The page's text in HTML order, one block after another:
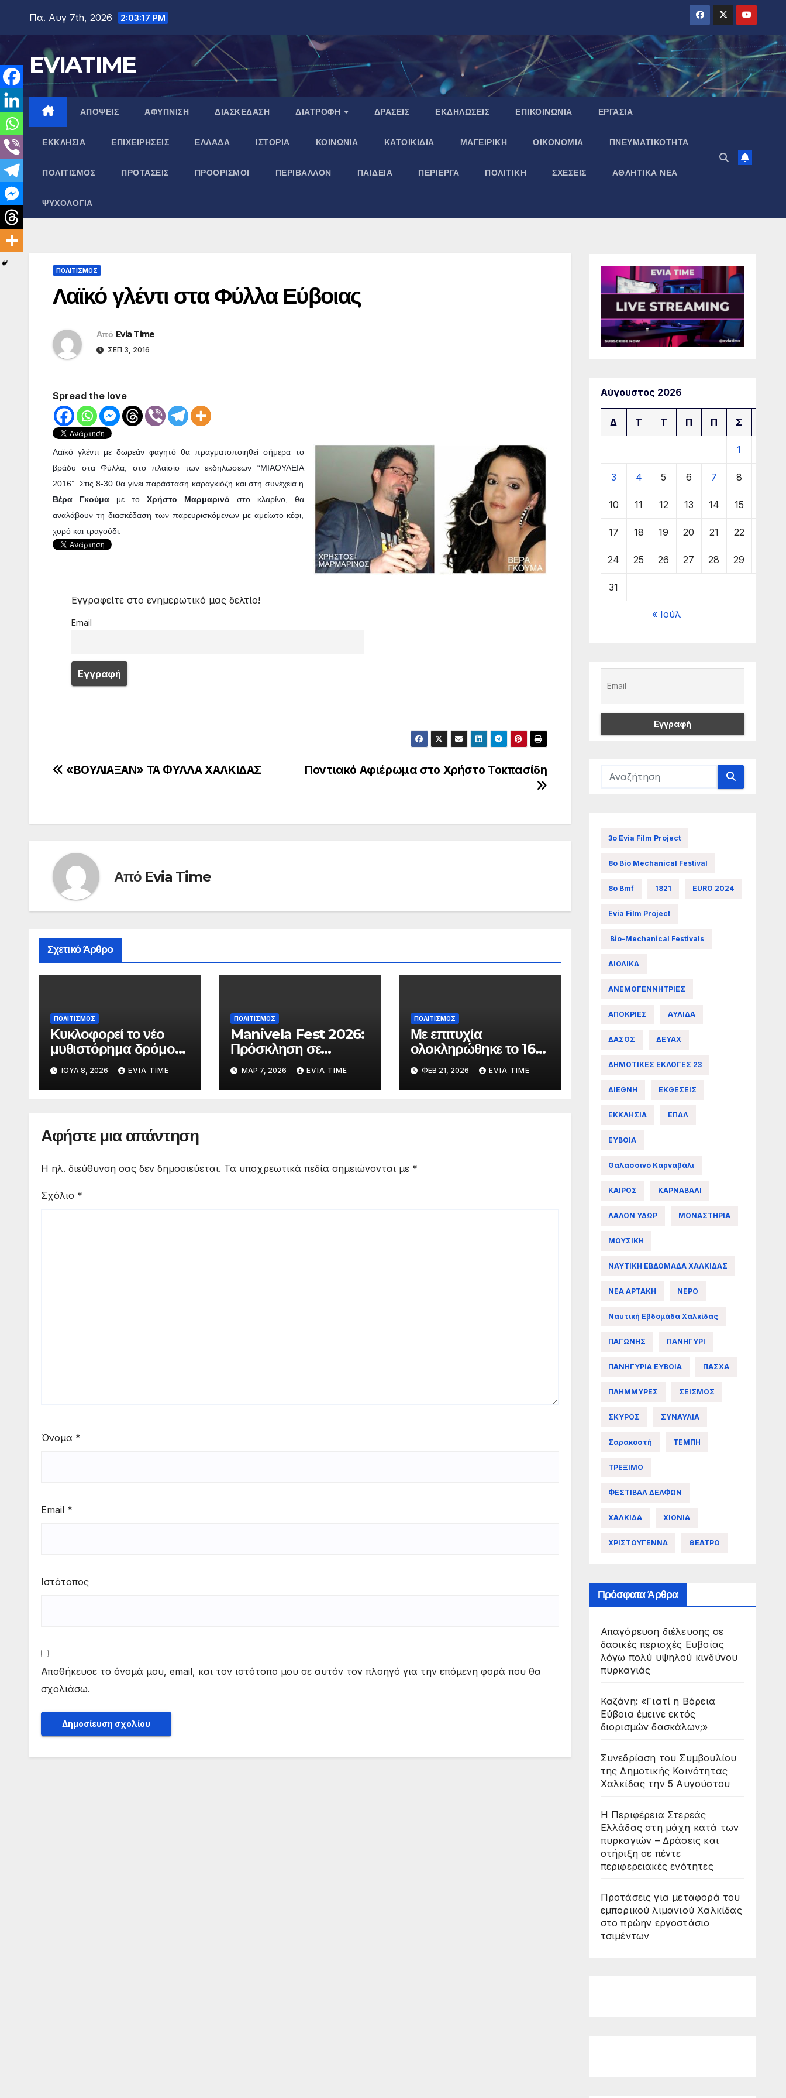
περιεχόμενο
Πα. Αυγ 7th, 2026 2:03:18 PM
EVIATIME
ΑΠΟΨΕΙΣ ΑΦΥΠΝΙΣΗ ΔΙΑΣΚΕΔΑΣΗ ΔΙΑΤΡΟΦΗ ΔΡΑΣΕΙΣ ΕΚΔΗΛΩΣΕΙΣ ΕΠΙΚΟΙΝΩΝΙΑ ΕΡΓΑΣΙΑ
ΕΚΚΛΗΣΙΑ ΕΠΙΧΕΙΡΗΣΕΙΣ ΕΛΛΑΔΑ ΙΣΤΟΡΙΑ ΚΟΙΝΩΝΙΑ ΚΑΤΟΙΚΙΔΙΑ ΜΑΓΕΙΡΙΚΗ ΟΙΚΟΝΟΜΙΑ ΠΝΕΥΜΑΤΙΚΌΤΗΤΑ
ΠΟΛΙΤΙΣΜΟΣ ΠΡΟΤΑΣΕΙΣ ΠΡΟΟΡΙΣΜΟΙ ΠΕΡΙΒΑΛΛΟΝ ΠΑΙΔΕΙΑ ΠΕΡΙΕΡΓΑ ΠΟΛΙΤΙΚΗ ΣΧΕΣΕΙΣ ΑΘΛΗΤΙΚΑ ΝΕΑ
ΨΥΧΟΛΟΓΙΑ
ΠΟΛΙΤΙΣΜΟΣ
Λαϊκό γλέντι στα Φύλλα Εύβοιας
Από Evia Time
ΣΕΠ 3, 2016
Spread the love
Λαϊκό γλέντι με δωρεάν φαγητό θα πραγματοποιηθεί σήμερα τo
βράδυ στα Φύλλα, στο πλαίσιο των εκδηλώσεων “ΜΙΑΟΥΛΕΙΑ
2016”. Στις 8-30 θα γίνει παράσταση καραγκιόζη και στη συνέχεια η
Βέρα Γκούμαμε το Χρήστο Μαρμαρινό στο κλαρίνο, θα
αναλάβουν τη διασκέδαση των παρευρισκόμενων με αμείωτο κέφι,
χορό και τραγούδι.
Εγγραφείτε στο ενημερωτικό μας δελτίο!
Email
Πλοήγηση
Ποντιακό Αφιέρωμα στο Χρήστο Τοκπασίδη
«ΒΟΥΛΙΑΞΑΝ» ΤΑ ΦΥΛΛΑ ΧΑΛΚΙΔΑΣ
Από Evia Time
Σχετικό Άρθρο
ΠΟΛΙΤΙΣΜΟΣ
Κυκλοφορεί το νέο
μυθιστόρημα δρόμου
της Στεφανίας
Ρουλάκη «Το Βανάκι»
ΙΟΎΛ 8, 2026 EVIA TIME
ΠΟΛΙΤΙΣΜΟΣ
Manivela Fest 2026:
Πρόσκληση σε
μαθητές Γυμνασίου και
Λυκείου της Εύβοιας
για συμμετοχή στη
ΜΑΡ 7, 2026 EVIA TIME
ΠΟΛΙΤΙΣΜΟΣ
Με επιτυχία
ολοκληρώθηκε το 16ο
Πανελλήνιο Συμπόσιο
Επικούρειας
Φιλοσοφίας
ΦΕΒ 21, 2026 EVIA TIME
Αφήστε μια απάντηση
Η ηλ. διεύθυνση σας δεν δημοσιεύεται. Τα υποχρεωτικά πεδία σημειώνονται με *
Σχόλιο *
Όνομα *
Email *
Ιστότοπος
Αποθήκευσε το όνομά μου, email, και τον ιστότοπο μου σε αυτόν τον πλοηγό για την επόμενη φορά που θα
σχολιάσω.
Αύγουστος 2026
Δ Τ Τ Π Π Σ
1
3 4 5 6 7 8
10 11 12 13 14 15
17 18 19 20 21 22
24 25 26 27 28 29
31
« Ιούλ
3ο Evia Film Project
8ο Bio Mechanical Festival
8ο Bmf 1821 EURO 2024
Evia Film Project
Bio-Mechanical Festivals
ΑΙΟΛΙΚΑ
ΑΝΕΜΟΓΕΝΝΗΤΡΙΕΣ
ΑΠΟΚΡΙΕΣ ΑΥΛΙΔΑ
ΔΑΣΟΣ ΔΕΥΑΧ
ΔΗΜΟΤΙΚΕΣ ΕΚΛΟΓΕΣ 23
ΔΙΕΘΝΗ ΕΚΘΕΣΕΙΣ
ΕΚΚΛΗΣΙΑ ΕΠΑΛ
ΕΥΒΟΙΑ
Θαλασσινό Καρναβάλι
ΚΑΙΡΟΣ ΚΑΡΝΑΒΑΛΙ
ΛΑΛΟΝ ΥΔΩΡ ΜΟΝΑΣΤΗΡΙΑ
ΜΟΥΣΙΚΗ
ΝΑΥΤΙΚΗ ΕΒΔΟΜΑΔΑ ΧΑΛΚΙΔΑΣ
ΝΕΑ ΑΡΤΑΚΗ ΝΕΡΟ
Ναυτική Εβδομάδα Χαλκίδας
ΠΑΓΩΝΗΣ ΠΑΝΗΓΥΡΙ
ΠΑΝΗΓΥΡΙΑ ΕΥΒΟΙΑ ΠΑΣΧΑ
ΠΛΗΜΜΥΡΕΣ ΣΕΙΣΜΟΣ
ΣΚΥΡΟΣ ΣΥΝΑΥΛΙΑ
Σαρακοστή ΤΕΜΠΗ
ΤΡΕΞΙΜΟ
ΦΕΣΤΙΒΑΛ ΔΕΛΦΩΝ
ΧΑΛΚΙΔΑ ΧΙΟΝΙΑ
ΧΡΙΣΤΟΥΓΕΝΝΑ ΘΕΑΤΡΟ
Πρόσφατα Άρθρα
Απαγόρευση διέλευσης σε
δασικές περιοχές Ευβοίας
λόγω πολύ υψηλού κινδύνου
πυρκαγιάς
Καζάνη: «Γιατί η Βόρεια
Εύβοια έμεινε εκτός
διορισμών δασκάλων;»
Συνεδρίαση του Συμβουλίου
της Δημοτικής Κοινότητας
Χαλκίδας την 5 Αυγούστου
Η Περιφέρεια Στερεάς
Ελλάδας στη μάχη κατά των
πυρκαγιών – Δράσεις και
στήριξη σε πέντε
περιφερειακές ενότητες
Προτάσεις για μεταφορά του
εμπορικού λιμανιού Χαλκίδας
στο πρώην εργοστάσιο
τσιμέντων